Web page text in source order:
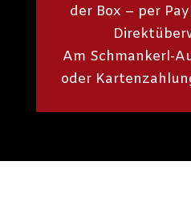
der Box – per
Am Schmankerl-
oder